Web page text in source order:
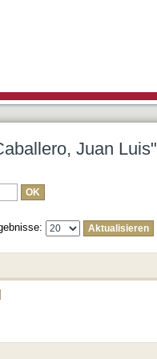
Juan Luis"